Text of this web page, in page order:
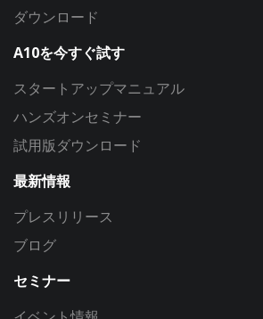
ダウンロード
A10を今すぐ試す
スタートアップマニュアル
ハンズオンセミナー
試用版ダウンロード
最新情報
プレスリリース
ブログ
セミナー